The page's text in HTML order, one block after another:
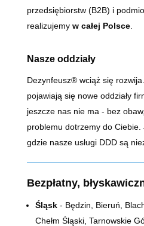
przedsiębiorstw (B2B) i
realizujemy w całej Polsce.
Nasze oddziały
Dezynfeusz® wciąż się
pojawiają się nowe oddziały
jeszcze nas nie ma - bez
problemu dotrzemy do Ciebie.
gdzie nasze usługi DDD są
Bezpłatny,
Śląsk- Będzin, Bieruń,
Chełm Śląski, Tarnowskie